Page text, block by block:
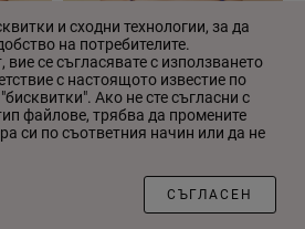
400-011 Сутиен Obrana 31
и сходни технологии, за да
на потребителите.
се съгласявате с използването
с настоящото известие по
Ако не сте съгласни с
файлове, трябва да промените
си по съответния начин или да не
СЪГЛАСЕН